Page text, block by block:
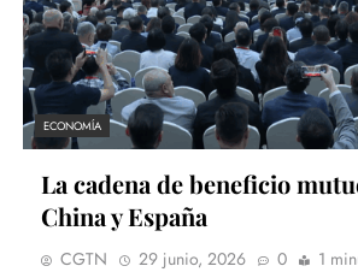
ECONOMÍA
La cadena de beneficio
China y España
CGTN 29 junio, 2026 0
1